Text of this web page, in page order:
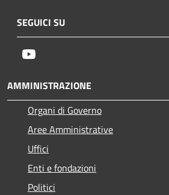
SEGUICI SU
AMMINISTRAZIONE
Organi di Governo
Aree Amministrative
Uffici
Enti e fondazioni
Politici